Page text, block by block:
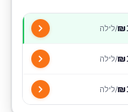
/לילה
/לילה
/לילה